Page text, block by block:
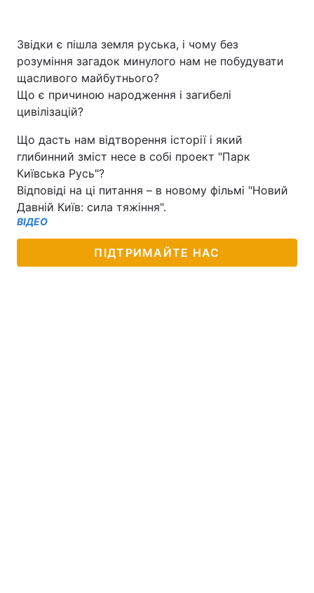
Звідки є пішла земля руська, і чому без
розуміння загадок минулого нам не побудувати
щасливого майбутнього?
Що є причиною народження і загибелі
цивілізацій?
Що дасть нам відтворення історії і який
глибинний зміст несе в собі проект "Парк
Київська Русь"?
Відповіді на ці питання – в новому фільмі "Новий
Давній Київ: сила тяжіння".
ВІДЕО
ПІДТРИМАЙТЕ НАС